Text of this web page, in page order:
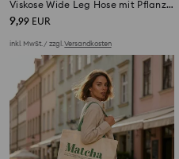
Viskose Wide Leg Hose mit Pflanzenmotiv
9,99 EUR
inkl. MwSt. / zzgl.Versandkosten